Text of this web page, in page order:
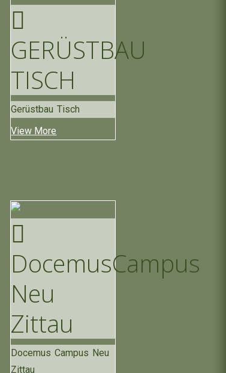
GERÜSTBAU
TISCH
Gerüstbau Tisch
View More
DocemusCampus
Neu
Zittau
Docemus Campus Neu
Zittau